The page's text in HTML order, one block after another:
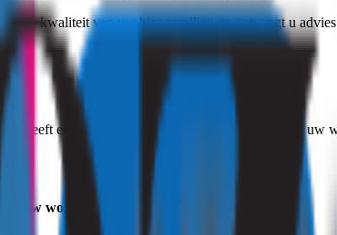
de kwaliteit van uw binnenmilieu en ontvangt u
geeft een goed overzicht van het binnenmilieu in
uw woning professioneel onderzoeken!